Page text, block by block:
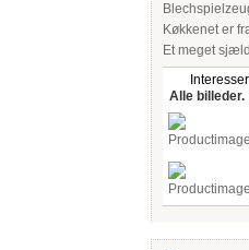
Køkkenet er
Et meget
Alle billeder.